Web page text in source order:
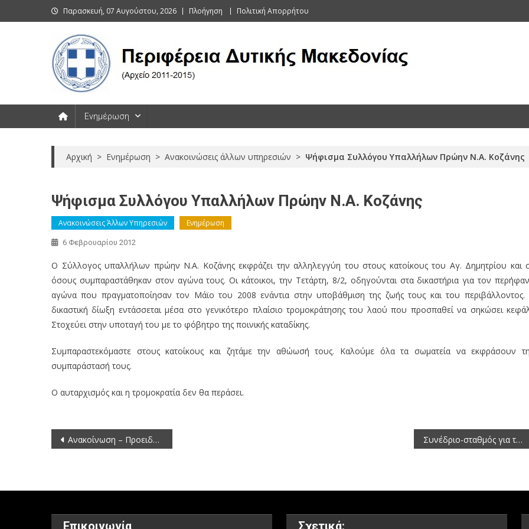
to
Παρασκευή, 07 Αυγούστου, 2026 Πλοήγηση Πολιτική Απορρήτου
Περιφέρεια Δυτικής Μακεδονίας (Αρχείο 2011-2015)
Ενημέρωση
Αρχική > Ενημέρωση > Ανακοινώσεις άλλων υπηρεσιών > Ψήφισμα Συλλόγου Υπαλλήλων Πρώην Ν.Α. Κοζάνης
Ψήφισμα Συλλόγου Υπαλλήλων Πρώην Ν.Α. Κοζάνης
Ανακοινώσεις Άλλων Υπηρεσιών Ενημέρωση
6 Φεβρουαρίου 2012
Ο Σύλλογος υπαλλήλων πρώην Ν.Α. Κοζάνης εκφράζει την αλληλεγγύη του στους κατοίκους του Αγ. Δημητρίου και
όσους συμπαραστάθηκαν στον αγώνα τους. Οι κάτοικοι, την Τετάρτη, 8/2, οδηγούνται στα δικαστήρια για τον
αγώνα που πραγματοποίησαν τον Μάϊο του 2008 ενάντια στην υποβάθμιση της ζωής τους και του περιβάλλοντος.
δικαστική δίωξη εντάσσεται μέσα στο γενικότερο πλαίσιο τρομοκράτησης του λαού που προσπαθεί να σηκώσει
Στοχεύει στην υποταγή του με το φόβητρο της ποινικής καταδίκης.
Συμπαραστεκόμαστε στους κατοίκους και ζητάμε την αθώωσή τους. Καλούμε όλα τα σωματεία να εκφράσουν
συμπαράστασή τους.
Ο αυταρχισμός και η τρομοκρατία δεν θα περάσει.
Πλοήγηση
Ανακοίνωση – Προειδοποίηση από τη Διεύθυνση Πολιτικής Προστασίας της Περιφέρειας Δυτικής Μακεδονίας Συνέδριο-σταθμός για το Πρότυπο Δάσος
Επικοινωνία Σχετικά: